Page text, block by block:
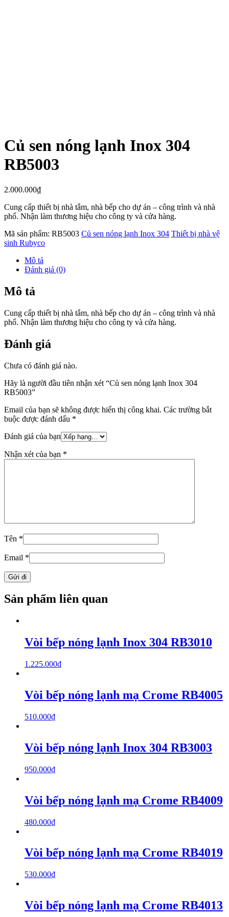
Củ sen nóng lạnh Inox 304
RB5003
2.000.000₫
Cung cấp thiết bị nhà tắm, nhà bếp cho dự án – công trình và nhà
phố. Nhận làm thương hiệu cho công ty và cửa hàng.
Mã sản phẩm: RB5003 Củ sen nóng lạnh Inox 304 Thiết bị nhà vệ
sinh Rubyco
Mô tả
Đánh giá (0)
Mô tả
Cung cấp thiết bị nhà tắm, nhà bếp cho dự án – công trình và nhà
phố. Nhận làm thương hiệu cho công ty và cửa hàng.
Đánh giá
Chưa có đánh giá nào.
Hãy là người đầu tiên nhận xét “Củ sen nóng lạnh Inox 304
RB5003”
Email của bạn sẽ không được hiển thị công khai. Các trường bắt
buộc được đánh dấu *
Đánh giá của bạn
Nhận xét của bạn *
Tên *
Email *
Sản phẩm liên quan
Vòi bếp nóng lạnh Inox 304 RB3010
1.225.000₫
Vòi bếp nóng lạnh mạ Crome RB4005
510.000₫
Vòi bếp nóng lạnh Inox 304 RB3003
950.000₫
Vòi bếp nóng lạnh mạ Crome RB4009
480.000₫
Vòi bếp nóng lạnh mạ Crome RB4019
530.000₫
Vòi bếp nóng lạnh mạ Crome RB4013